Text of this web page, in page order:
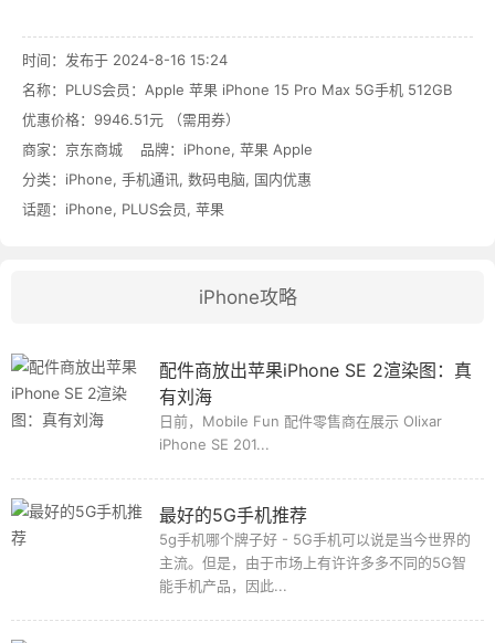
时间：发布于 2024-8-16 15:24
名称： PLUS会员：Apple 苹果 iPhone 15 Pro Max 5G手机 512GB
优惠价格： 9946.51元 （需用券）
商家： 京东商城 品牌： iPhone, 苹果 Apple
分类： iPhone, 手机通讯, 数码电脑, 国内优惠
话题： iPhone, PLUS会员, 苹果
iPhone攻略
配件商放出苹果iPhone SE 2渲染图：真
有刘海
日前，Mobile Fun 配件零售商在展示 Olixar
iPhone SE 201...
最好的5G手机推荐
5g手机哪个牌子好 - 5G手机可以说是当今世界的
主流。但是，由于市场上有许许多多不同的5G智
能手机产品，因此...